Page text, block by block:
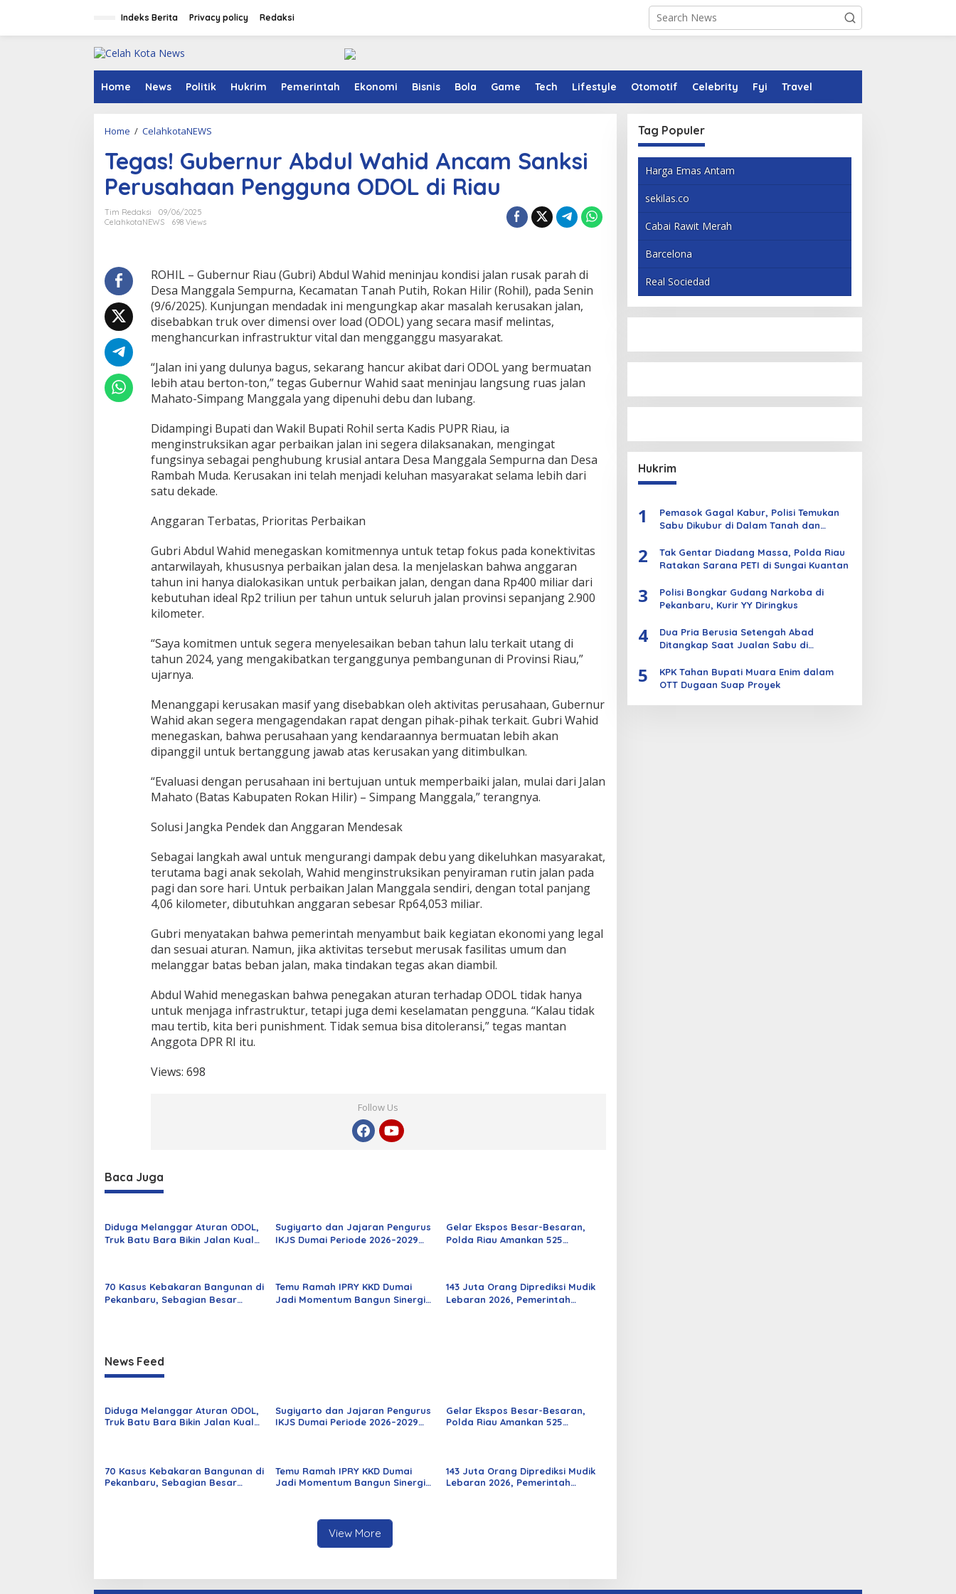
Indeks Berita Privacy policy Redaksi
Home News Politik Hukrim Pemerintah Ekonomi Bisnis Bola Game Tech Lifestyle Otomotif Celebrity Fyi Travel
Home / CelahkotaNEWS
g
a
s
!
n
r
A
b
d
W
a
h
d
A
n
c
a
m
a
n
s
i
P
e
r
a
h
a
P
e
n
g
n
a
D
O
d
i
R
i
a
Tegas! Gubernur Abdul Wahid Ancam Sanksi
Perusahaan Pengguna ODOL di Riau
Tim Redaksi
09/06/2025
CelahkotaNEWS
698 Views
ROHIL – Gubernur Riau (Gubri) Abdul Wahid meninjau kondisi jalan rusak parah di
Desa Manggala Sempurna, Kecamatan Tanah Putih, Rokan Hilir (Rohil), pada Senin
(9/6/2025). Kunjungan mendadak ini mengungkap akar masalah kerusakan jalan,
disebabkan truk over dimensi over load (ODOL) yang secara masif melintas,
menghancurkan infrastruktur vital dan mengganggu masyarakat.
“Jalan ini yang dulunya bagus, sekarang hancur akibat dari ODOL yang bermuatan
lebih atau berton-ton,” tegas Gubernur Wahid saat meninjau langsung ruas jalan
Mahato-Simpang Manggala yang dipenuhi debu dan lubang.
Didampingi Bupati dan Wakil Bupati Rohil serta Kadis PUPR Riau, ia
menginstruksikan agar perbaikan jalan ini segera dilaksanakan, mengingat
fungsinya sebagai penghubung krusial antara Desa Manggala Sempurna dan Desa
Rambah Muda. Kerusakan ini telah menjadi keluhan masyarakat selama lebih dari
satu dekade.
Anggaran Terbatas, Prioritas Perbaikan
Gubri Abdul Wahid menegaskan komitmennya untuk tetap fokus pada konektivitas
antarwilayah, khususnya perbaikan jalan desa. Ia menjelaskan bahwa anggaran
tahun ini hanya dialokasikan untuk perbaikan jalan, dengan dana Rp400 miliar dari
kebutuhan ideal Rp2 triliun per tahun untuk seluruh jalan provinsi sepanjang 2.900
kilometer.
“Saya komitmen untuk segera menyelesaikan beban tahun lalu terkait utang di
tahun 2024, yang mengakibatkan terganggunya pembangunan di Provinsi Riau,”
ujarnya.
Menanggapi kerusakan masif yang disebabkan oleh aktivitas perusahaan, Gubernur
Wahid akan segera mengagendakan rapat dengan pihak-pihak terkait. Gubri Wahid
menegaskan, bahwa perusahaan yang kendaraannya bermuatan lebih akan
dipanggil untuk bertanggung jawab atas kerusakan yang ditimbulkan.
“Evaluasi dengan perusahaan ini bertujuan untuk memperbaiki jalan, mulai dari Jalan
Mahato (Batas Kabupaten Rokan Hilir) – Simpang Manggala,” terangnya.
Solusi Jangka Pendek dan Anggaran Mendesak
Sebagai langkah awal untuk mengurangi dampak debu yang dikeluhkan masyarakat,
terutama bagi anak sekolah, Wahid menginstruksikan penyiraman rutin jalan pada
pagi dan sore hari. Untuk perbaikan Jalan Manggala sendiri, dengan total panjang
4,06 kilometer, dibutuhkan anggaran sebesar Rp64,053 miliar.
Gubri menyatakan bahwa pemerintah menyambut baik kegiatan ekonomi yang legal
dan sesuai aturan. Namun, jika aktivitas tersebut merusak fasilitas umum dan
melanggar batas beban jalan, maka tindakan tegas akan diambil.
Abdul Wahid menegaskan bahwa penegakan aturan terhadap ODOL tidak hanya
untuk menjaga infrastruktur, tetapi juga demi keselamatan pengguna. “Kalau tidak
mau tertib, kita beri punishment. Tidak semua bisa ditoleransi,” tegas mantan
Anggota DPR RI itu.
Views: 698
Follow Us
Baca Juga
Diduga Melanggar Aturan ODOL,
Truk Batu Bara Bikin Jalan Kuala
Sugiyarto dan Jajaran Pengurus
IKJS Dumai Periode 2026–2029
Gelar Ekspos Besar-Besaran,
Polda Riau Amankan 525
70 Kasus Kebakaran Bangunan di
Pekanbaru, Sebagian Besar
Temu Ramah IPRY KKD Dumai
Jadi Momentum Bangun Sinergi
143 Juta Orang Diprediksi Mudik
Lebaran 2026, Pemerintah
News Feed
Diduga Melanggar Aturan ODOL,
Truk Batu Bara Bikin Jalan Kuala
Sugiyarto dan Jajaran Pengurus
IKJS Dumai Periode 2026–2029
Gelar Ekspos Besar-Besaran,
Polda Riau Amankan 525
70 Kasus Kebakaran Bangunan di
Pekanbaru, Sebagian Besar
Temu Ramah IPRY KKD Dumai
Jadi Momentum Bangun Sinergi
143 Juta Orang Diprediksi Mudik
Lebaran 2026, Pemerintah
View More
Tag Populer
Harga Emas Antam
sekilas.co
Cabai Rawit Merah
Barcelona
Real Sociedad
Hukrim
1
Pemasok Gagal Kabur, Polisi Temukan
Sabu Dikubur di Dalam Tanah dan
2
Tak Gentar Diadang Massa, Polda Riau
Ratakan Sarana PETI di Sungai Kuantan
3
Polisi Bongkar Gudang Narkoba di
Pekanbaru, Kurir YY Diringkus
4
Dua Pria Berusia Setengah Abad
Ditangkap Saat Jualan Sabu di
5
KPK Tahan Bupati Muara Enim dalam
OTT Dugaan Suap Proyek